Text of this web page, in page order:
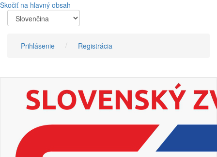
Skočiť na hlavný obsah
Prihlásenie Registrácia